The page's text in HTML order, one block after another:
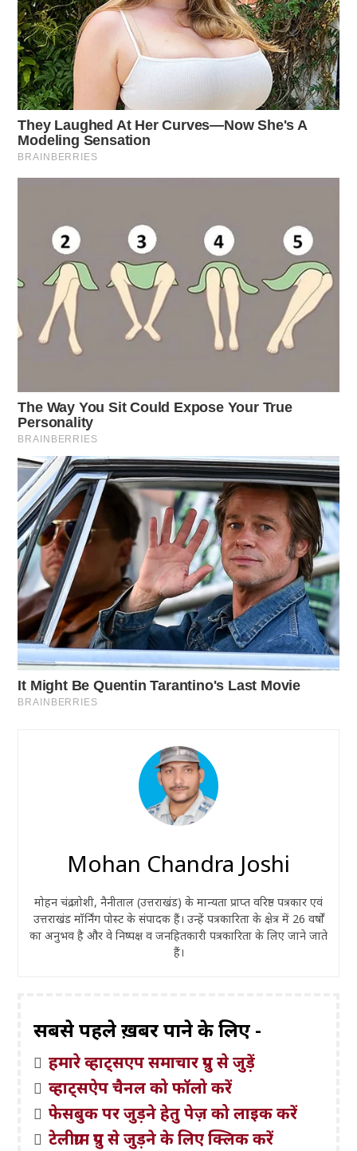
Mohan Chandra Joshi
मोहन चंद्र जोशी, नैनीताल (उत्तराखंड) के मान्यता प्राप्त वरिष्ठ पत्रकार एवं
उत्तराखंड मॉर्निंग पोस्ट के संपादक हैं। उन्हें पत्रकारिता के क्षेत्र में 26 वर्षों
का अनुभव है और वे निष्पक्ष व जनहितकारी पत्रकारिता के लिए जाने जाते
हैं।
सबसे पहले ख़बरें पाने के लिए -
हमारे व्हाट्सएप समाचार ग्रुप से जुड़ें
व्हाट्सऐप चैनल को फॉलो करें
फेसबुक पर जुड़ने हेतु पेज़ को लाइक करें
टेलीग्राम ग्रुप से जुड़ने के लिए क्लिक करें